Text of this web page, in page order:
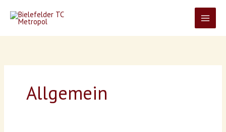
Inhalt
springen
Allgemein